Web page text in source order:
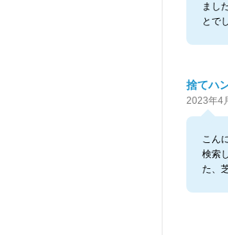
まし
とで
捨てハ
2023年4
こん
検索
た、